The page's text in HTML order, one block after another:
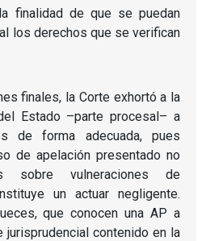
finalidad de que se puedan
los derechos que se verifican
finales, la Corte exhortó a la
Estado –parte procesal– a
de forma adecuada, pues
de apelación presentado no
sobre vulneraciones de
un actuar negligente.
que conocen una AP a
jurisprudencial contenido en la